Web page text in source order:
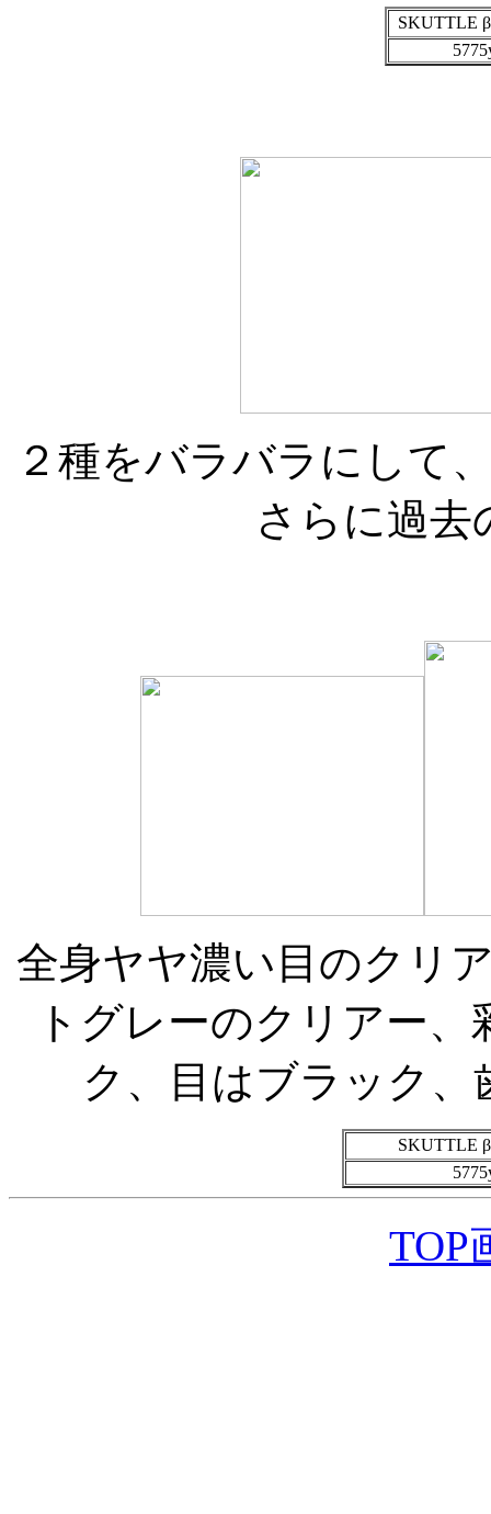
SKUTTLE
２種をバラバラにして
さらに過去
全身ヤヤ濃い目のクリ
トグレーのクリアー
ク、目はブラック
SKUTTLE
TOP